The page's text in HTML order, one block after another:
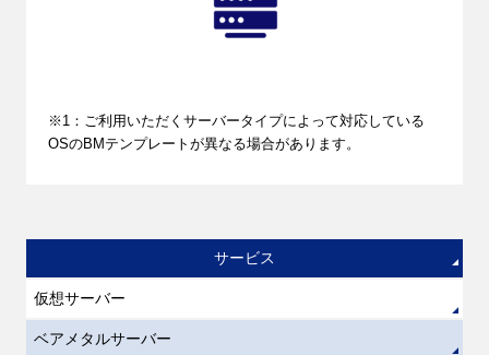
※1：ご利用いただくサーバータイプによって対応している
OSのBMテンプレートが異なる場合があります。
サービス
仮想サーバー
ベアメタルサーバー